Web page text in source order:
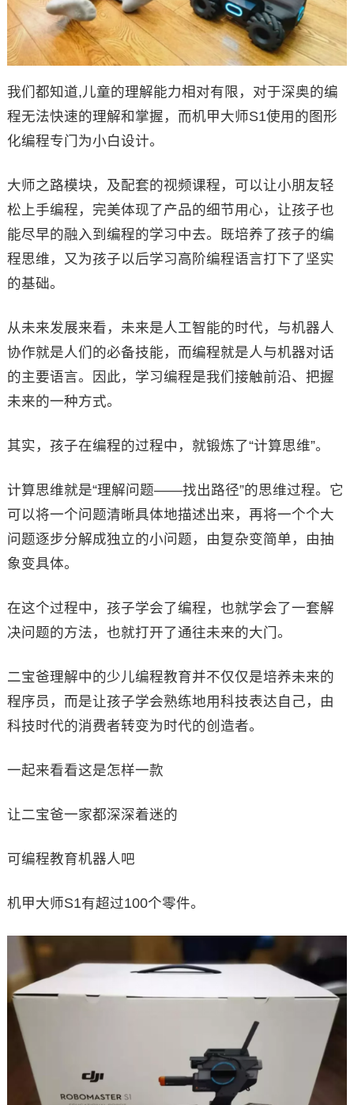
我们都知道,儿童的理解能力相对有限，对于深奥的编
程无法快速的理解和掌握，而机甲大师S1使用的图形
化编程专门为小白设计。
大师之路模块，及配套的视频课程，可以让小朋友轻
松上手编程，完美体现了产品的细节用心，让孩子也
能尽早的融入到编程的学习中去。既培养了孩子的编
程思维，又为孩子以后学习高阶编程语言打下了坚实
的基础。
从未来发展来看，未来是人工智能的时代，与机器人
协作就是人们的必备技能，而编程就是人与机器对话
的主要语言。因此，学习编程是我们接触前沿、把握
未来的一种方式。
其实，孩子在编程的过程中，就锻炼了“计算思维”。
计算思维就是“理解问题——找出路径”的思维过程。它
可以将一个问题清晰具体地描述出来，再将一个个大
问题逐步分解成独立的小问题，由复杂变简单，由抽
象变具体。
在这个过程中，孩子学会了编程，也就学会了一套解
决问题的方法，也就打开了通往未来的大门。
二宝爸理解中的少儿编程教育并不仅仅是培养未来的
程序员，而是让孩子学会熟练地用科技表达自己，由
科技时代的消费者转变为时代的创造者。
一起来看看这是怎样一款
让二宝爸一家都深深着迷的
可编程教育机器人吧
机甲大师S1有超过100个零件。